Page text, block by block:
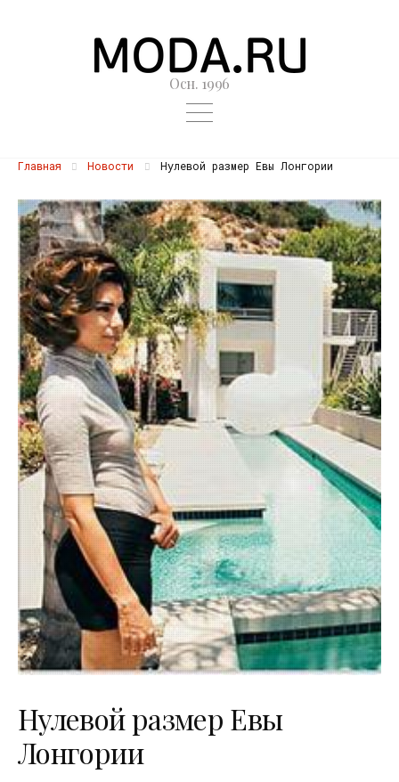
Осн. 1996
Главная Новости Нулевой размер Евы Лонгории
Нулевой размер Евы
Лонгории